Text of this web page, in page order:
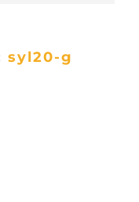
syl20-g